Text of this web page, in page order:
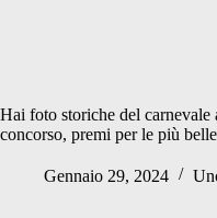
Hai foto storiche del
concorso, premi per le più belle
Gennaio 29, 2024